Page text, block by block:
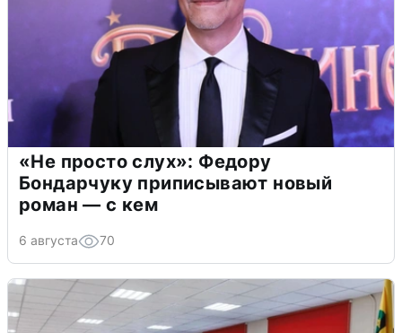
«Не просто слух»: Федору
Бондарчуку приписывают новый
роман — с кем
6 августа 70